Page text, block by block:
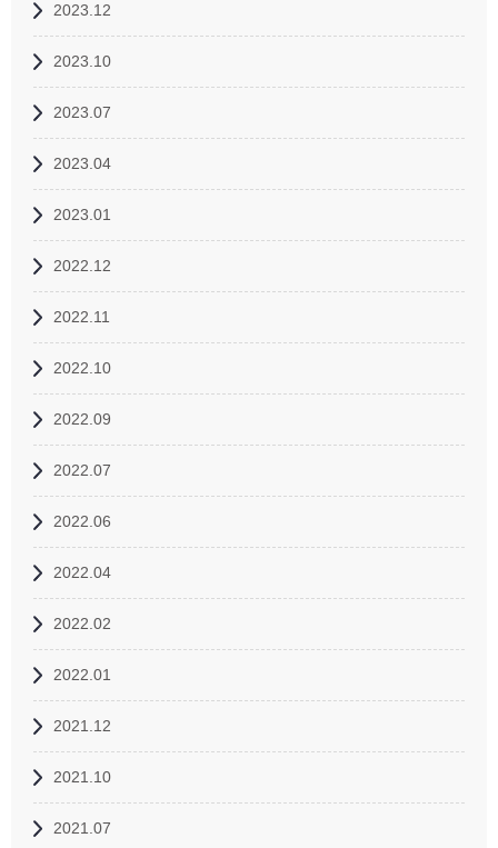
2023.12
2023.10
2023.07
2023.04
2023.01
2022.12
2022.11
2022.10
2022.09
2022.07
2022.06
2022.04
2022.02
2022.01
2021.12
2021.10
2021.07